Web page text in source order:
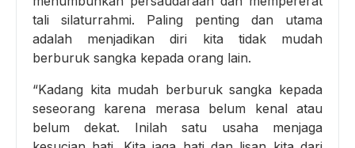
tali silaturrahmi. Paling penting dan utama
adalah menjadikan diri kita tidak mudah
berburuk sangka kepada orang lain.
“Kadang kita mudah berburuk sangka kepada
seseorang karena merasa belum kenal atau
belum dekat. Inilah satu usaha menjaga